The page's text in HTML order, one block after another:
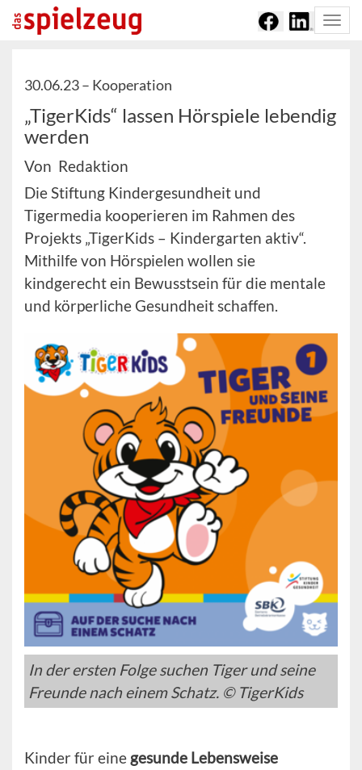
30.06.23 – Kooperation
„TigerKids“ lassen Hörspiele lebendig
werden
Von Redaktion
Die Stiftung Kindergesundheit und
Tigermedia kooperieren im Rahmen des
Projekts „TigerKids – Kindergarten aktiv“.
Mithilfe von Hörspielen wollen sie
kindgerecht ein Bewusstsein für die mentale
und körperliche Gesundheit schaffen.
In der ersten Folge suchen Tiger und seine
Freunde nach einem Schatz. © TigerKids
Kinder für einegesunde Lebensweise